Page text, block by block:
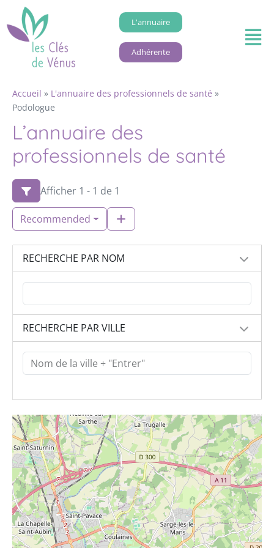
L'annuaire
Adhérente
Accueil » L'annuaire des professionnels de santé »
Podologue
L’annuaire des
professionnels de santé
Afficher 1 - 1 de 1
Recommended
RECHERCHE PAR NOM
RECHERCHE PAR VILLE